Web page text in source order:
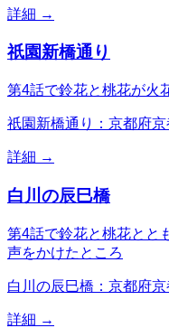
詳細 →
祇園新橋通り
第4話で鈴花と桃花が火
祇園新橋通り：京都府
詳細 →
白川の辰巳橋
第4話で鈴花と桃花とと
声をかけたところ
白川の辰巳橋：京都府
詳細 →